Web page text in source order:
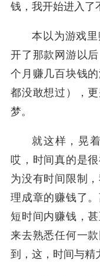
钱，我开始进入了
本以为游戏
开了那款网游以
个月赚几百块钱
都没敢想过），
梦。
就这样，晃
哎，时间真的是
为没有时间限制
理成章的赚钱了
短时间内赚钱，
来去熟悉任何一
到，这，时间与精